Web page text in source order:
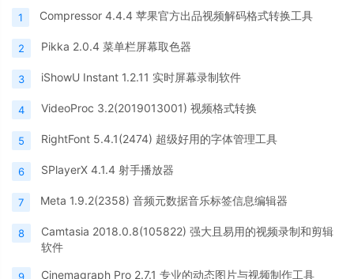
1 Compressor 4.4.4 苹果官方出品视频解码格式转换工具
2 Pikka 2.0.4 菜单栏屏幕取色器
3 iShowU Instant 1.2.11 实时屏幕录制软件
4 VideoProc 3.2(2019013001) 视频格式转换
5 RightFont 5.4.1(2474) 超级好用的字体管理工具
6 SPlayerX 4.1.4 射手播放器
7 Meta 1.9.2(2358) 音频元数据音乐标签信息编辑器
8
Camtasia 2018.0.8(105822) 强大且易用的视频录制和剪辑
软件
Cinemagraph Pro 2.7.1 专业的动态图片与视频制作工具